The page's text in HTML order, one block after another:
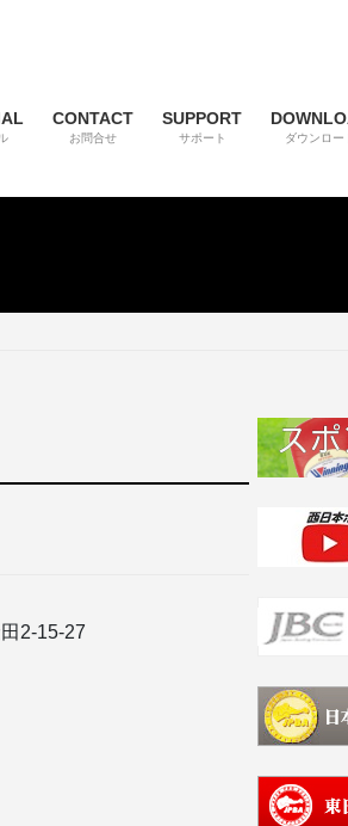
CONTACT
お問合せ
SUPPORT
サポート ダウンロー
2-15-27